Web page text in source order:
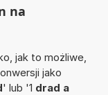
na
jak to możliwe,
jako
' lub '1 drad a